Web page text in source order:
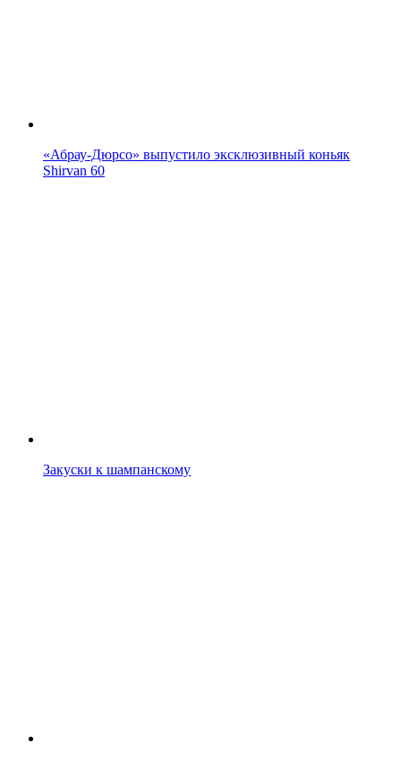
«Абрау-Дюрсо» выпустило эксклюзивный коньяк
Shirvan 60
Закуски к шампанскому